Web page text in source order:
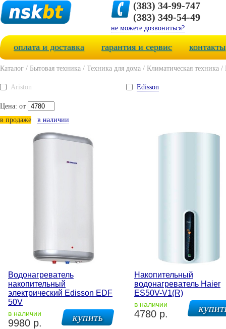
(383) 34-99-747
(383) 349-54-49
не можете дозвониться?
оплата и доставка гарантия и сервис контакты
Каталог / Бытовая техника / Техника для дома / Климатическая техника /
Ariston Edisson
Цена: от
в продаже
в наличии
Водонагреватель
накопительный
электрический Edisson EDF
50V
в наличии
9980 р.
Накопительный
водонагреватель Haier
ES50V-V1(R)
в наличии
4780 р.